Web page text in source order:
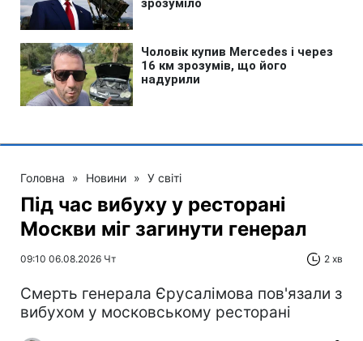
Головна » Новини » У світі
Під час вибуху у ресторані
Москви міг загинути генерал
09:10 06.08.2026 Чт 2 хв
Смерть генерала Єрусалімова пов'язали з
вибухом у московському ресторані